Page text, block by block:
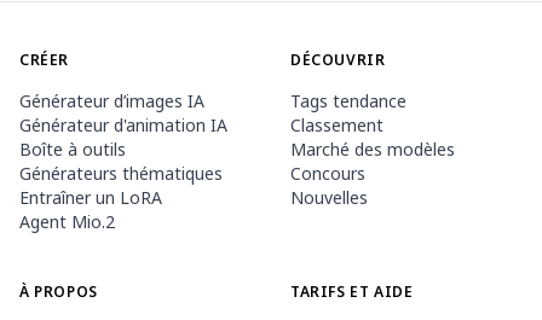
CRÉER
Générateur d’images IA
Générateur d'animation IA
Boîte à outils
Générateurs thématiques
Entraîner un LoRA
Agent Mio.2
DÉCOUVRIR
Tags tendance
Classement
Marché des modèles
Concours
Nouvelles
À PROPOS TARIFS ET AIDE